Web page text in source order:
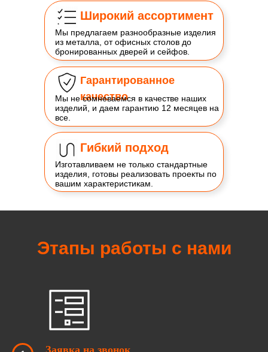
Широкий ассортимент
Мы предлагаем разнообразные изделия
из металла, от офисных столов до
бронированных дверей и сейфов.
Гарантированное
качество
Мы не сомневаемся в качестве наших
изделий, и даем гарантию 12 месяцев на
все.
Гибкий подход
Изготавливаем не только стандартные
изделия, готовы реализовать проекты по
вашим характеристикам.
Этапы работы с нами
Заявка на звонок